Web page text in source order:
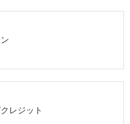
レジット